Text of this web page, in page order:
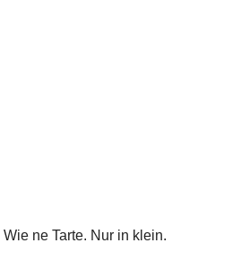
ne Tarte. Nur in klein.